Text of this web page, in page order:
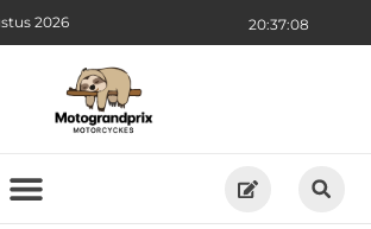
20:37:10
2026